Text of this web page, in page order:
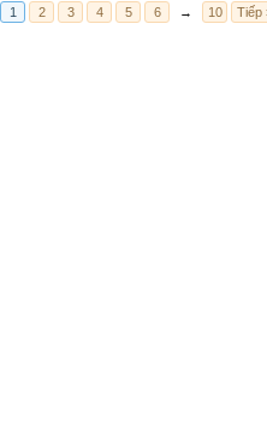
1 2 3 4 5 6 → 10 Tiếp